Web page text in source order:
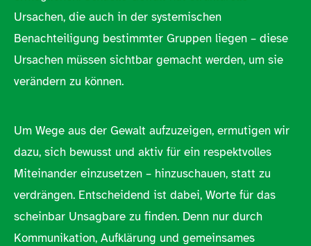
Ursachen, die auch in der systemischen
Benachteiligung bestimmter Gruppen liegen – diese
Ursachen müssen sichtbar gemacht werden, um sie
verändern zu können.
Um Wege aus der Gewalt aufzuzeigen, ermutigen wir
dazu, sich bewusst und aktiv für ein respektvolles
Miteinander einzusetzen – hinzuschauen, statt zu
verdrängen. Entscheidend ist dabei, Worte für das
scheinbar Unsagbare zu finden. Denn nur durch
Kommunikation, Aufklärung und gemeinsames